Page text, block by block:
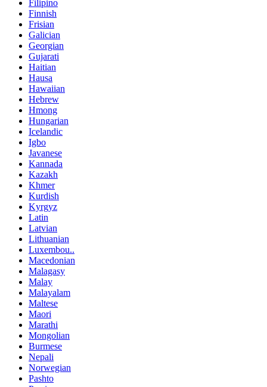
Filipino
Finnish
Frisian
Galician
Georgian
Gujarati
Haitian
Hausa
Hawaiian
Hebrew
Hmong
Hungarian
Icelandic
Igbo
Javanese
Kannada
Kazakh
Khmer
Kurdish
Kyrgyz
Latin
Latvian
Lithuanian
Luxembou..
Macedonian
Malagasy
Malay
Malayalam
Maltese
Maori
Marathi
Mongolian
Burmese
Nepali
Norwegian
Pashto